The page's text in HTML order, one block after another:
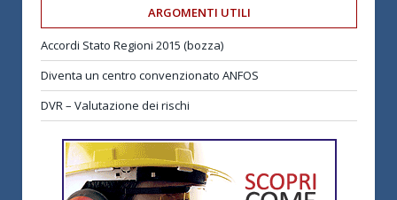
ARGOMENTI UTILI
Accordi Stato Regioni 2015 (bozza)
Diventa un centro convenzionato ANFOS
DVR – Valutazione dei rischi